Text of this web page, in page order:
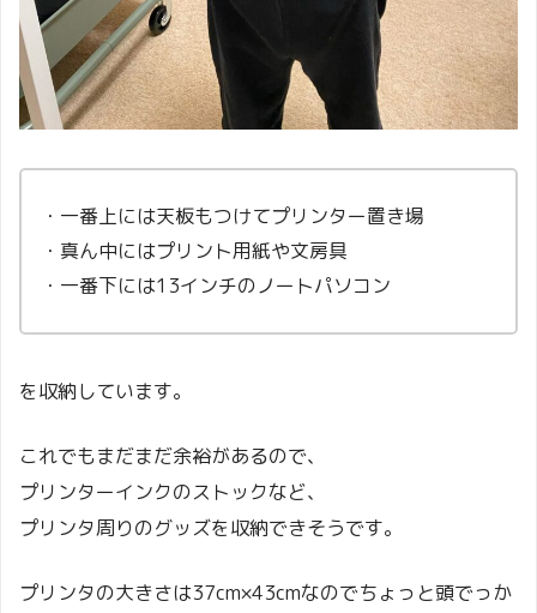
・一番上には天板もつけてプリンター置き場
・真ん中にはプリント用紙や文房具
・一番下には13インチのノートパソコン
を収納しています。
これでもまだまだ余裕があるので、
プリンターインクのストックなど、
プリンタ周りのグッズを収納できそうです。
プリンタの大きさは37cm×43cmなのでちょっと頭でっか